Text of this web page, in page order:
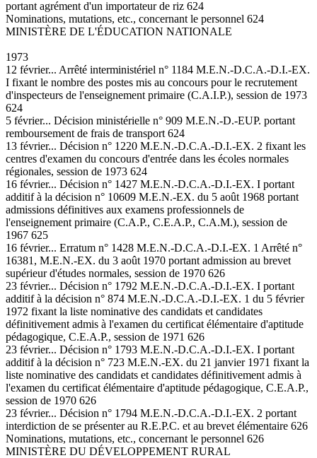
portant agrément d'un importateur de riz 624
Nominations, mutations, etc., concernant le personnel 624
MINISTÈRE DE L'ÉDUCATION NATIONALE
1973
12 février... Arrêté interministériel n° 1184 M.E.N.-D.C.A.-D.I.-EX.
I fixant le nombre des postes mis au concours pour le recrutement
d'inspecteurs de l'enseignement primaire (C.A.I.P.), session de 1973
624
5 février... Décision ministérielle n° 909 M.E.N.-D.-EUP. portant
remboursement de frais de transport 624
13 février... Décision n° 1220 M.E.N.-D.C.A.-D.I.-EX. 2 fixant les
centres d'examen du concours d'entrée dans les écoles normales
régionales, session de 1973 624
16 février... Décision n° 1427 M.E.N.-D.C.A.-D.I.-EX. I portant
additif à la décision n° 10609 M.E.N.-EX. du 5 août 1968 portant
admissions définitives aux examens professionnels de
l'enseignement primaire (C.A.P., C.E.A.P., C.A.M.), session de
1967 625
16 février... Erratum n° 1428 M.E.N.-D.C.A.-D.I.-EX. 1 Arrêté n°
16381, M.E.N.-EX. du 3 août 1970 portant admission au brevet
supérieur d'études normales, session de 1970 626
23 février... Décision n° 1792 M.E.N.-D.C.A.-D.I.-EX. I portant
additif à la décision n° 874 M.E.N.-D.C.A.-D.I.-EX. 1 du 5 février
1972 fixant la liste nominative des candidats et candidates
définitivement admis à l'examen du certificat élémentaire d'aptitude
pédagogique, C.E.A.P., session de 1971 626
23 février... Décision n° 1793 M.E.N.-D.C.A.-D.I.-EX. I portant
additif à la décision n° 723 M.E.N.-EX. du 21 janvier 1971 fixant la
liste nominative des candidats et candidates définitivement admis à
l'examen du certificat élémentaire d'aptitude pédagogique, C.E.A.P.,
session de 1970 626
23 février... Décision n° 1794 M.E.N.-D.C.A.-D.I.-EX. 2 portant
interdiction de se présenter au R.E.P.C. et au brevet élémentaire 626
Nominations, mutations, etc., concernant le personnel 626
MINISTÈRE DU DÉVELOPPEMENT RURAL